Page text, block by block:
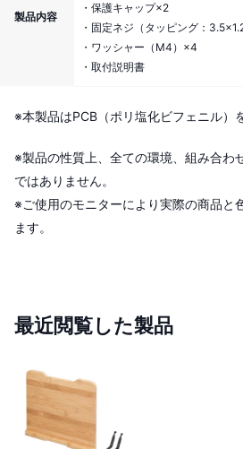
製品内容
・保護キャップ×2
・固定ネジ（タッピング：
・ワッシャー（M4）×4
・取付説明書
※本製品はPCB（ポリ塩化ビフェニル）
※製品の性質上、全ての環境、組み合わ
ではありません。
※ご使用のモニターにより実際の商品と
ます。
最近閲覧した製品